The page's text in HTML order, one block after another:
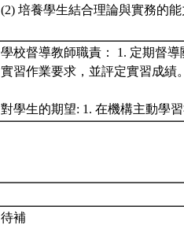
(2) 培養學生結合理論與實務的
學校督導教師職責： 1. 定期督
實習作業要求，並評定實習成績
對學生的期望: 1. 在機構主動學
待補